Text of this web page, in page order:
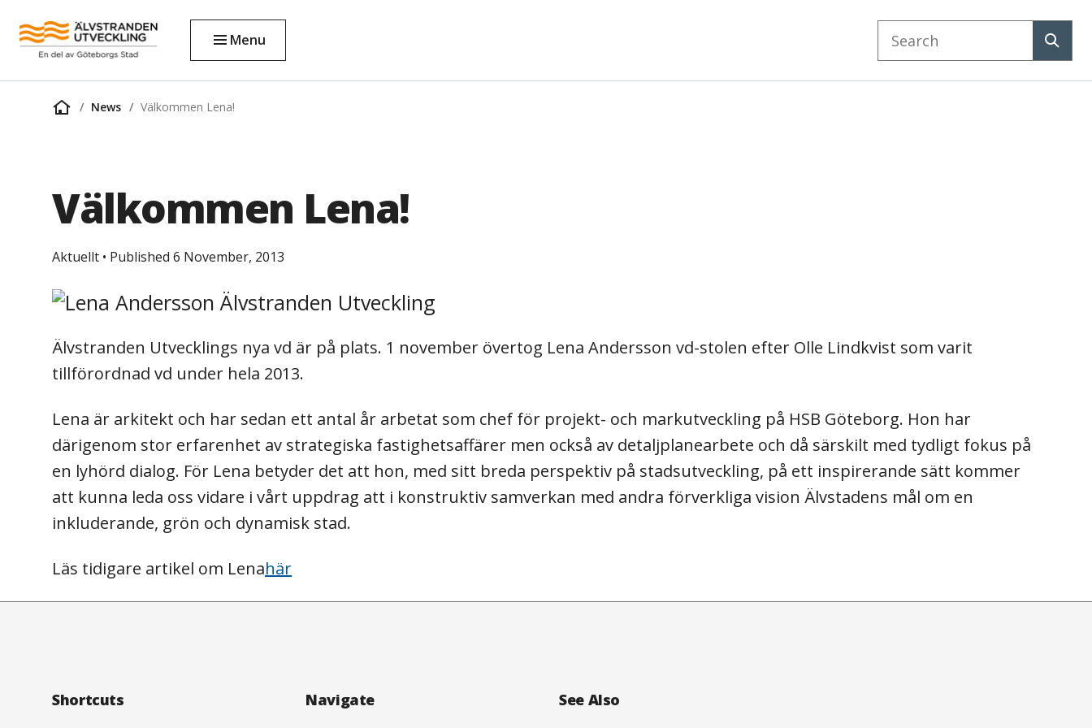
Menu
website
Search
Home
News Välkommen Lena!
Välkommen Lena!
Aktuellt • Published 6 November, 2013
Älvstranden Utvecklings nya vd är på plats. 1 november övertog Lena Andersson vd-stolen efter Olle Lindkvist som varit
tillförordnad vd under hela 2013.
Lena är arkitekt och har sedan ett antal år arbetat som chef för projekt- och markutveckling på HSB Göteborg. Hon har
därigenom stor erfarenhet av strategiska fastighetsaffärer men också av detaljplanearbete och då särskilt med tydligt fokus på
en lyhörd dialog. För Lena betyder det att hon, med sitt breda perspektiv på stadsutveckling, på ett inspirerande sätt kommer
att kunna leda oss vidare i vårt uppdrag att i konstruktiv samverkan med andra förverkliga vision Älvstadens mål om en
inkluderande, grön och dynamisk stad.
Läs tidigare artikel om Lenahär
Footer
Shortcuts Navigate See Also